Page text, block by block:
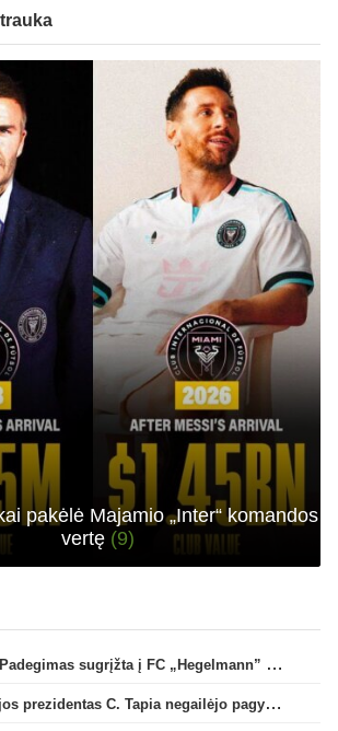
pakėlė Majamio „Inter“ komandos
vertę (9)
Kristupas–Algirdas Padegimas sugrįžta į FC „Hegelmann” B sudėtį
Argentinos federacijos prezidentas C. Tapia negailėjo pagyrų G. Infantino